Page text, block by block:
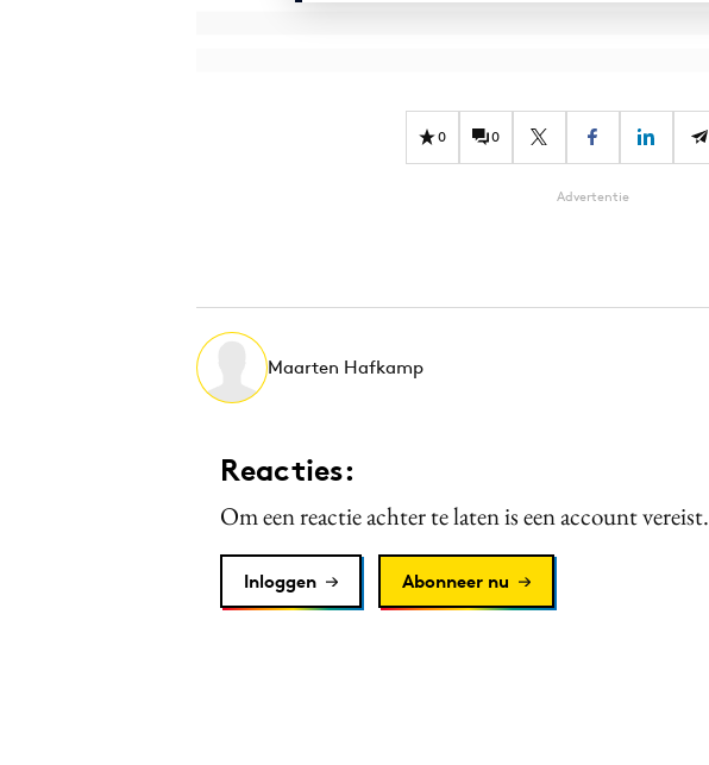
0 0
Advertentie
Maarten Hafkamp
Reacties:
Om een reactie achter te laten is een account vereist.
Inloggen Abonneer nu